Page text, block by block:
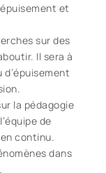
et
sur des
Il sera à
la pédagogie
de
continu.
dans